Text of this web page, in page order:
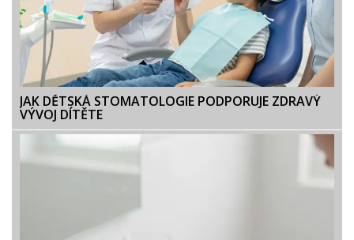
JAK DĚTSKÁ STOMATOLOGIE PODPORUJE ZDRAVÝ
VÝVOJ DÍTĚTE